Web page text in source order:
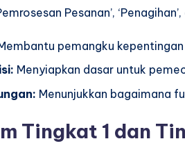
Pesanan’,
pemangku
Menyiapkan dasar untuk
Menunjukkan bagaimana
Tingkat 1 dan